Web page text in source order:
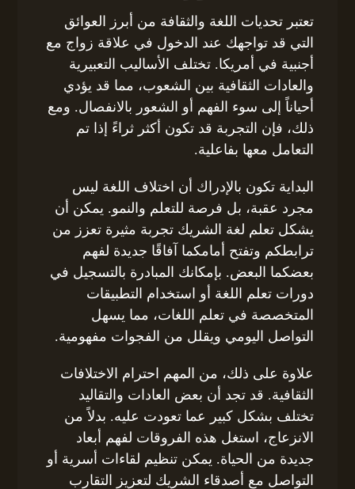
تعتبر تحديات اللغة والثقافة من أبرز العوائق
التي قد تواجهك عند الدخول في علاقة زواج مع
أجنبية في أمريكا. تختلف الأساليب التعبيرية
والعادات الثقافية بين الشعوب، مما قد يؤدي
أحياناً إلى سوء الفهم أو الشعور بالانفصال. ومع
ذلك، فإن التجربة قد تكون أكثر ثراءً إذا تم
التعامل معها بفاعلية.
البداية تكون بالإدراك أن اختلاف اللغة ليس
مجرد عقبة، بل فرصة للتعلم والنمو. يمكن أن
يشكل تعلم لغة الشريك تجربة مثيرة تعزز من
ترابطكم وتفتح أمامكما آفاقًا جديدة لفهم
بعضكما البعض. بإمكانك المبادرة بالتسجيل في
دورات تعلم اللغة أو استخدام التطبيقات
المتخصصة في تعلم اللغات، مما يسهل
التواصل اليومي ويقلل من الفجوات مفهومية.
علاوة على ذلك، من المهم احترام الاختلافات
الثقافية. قد تجد أن بعض العادات والتقاليد
تختلف بشكل كبير عما تعودت عليه. بدلاً من
الانزعاج، استغل هذه الفروقات لفهم أبعاد
جديدة من الحياة. يمكن تنظيم لقاءات أسرية أو
التواصل مع أصدقاء الشريك لتعزيز التقارب